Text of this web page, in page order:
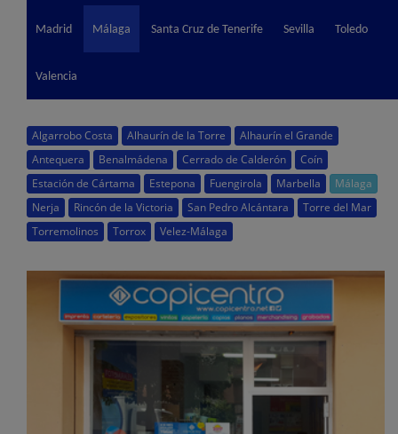
Madrid Málaga Santa Cruz de Tenerife Sevilla Toledo
Valencia
Algarrobo Costa Alhaurín de la Torre
Alhaurín el Grande
Antequera
Benalmádena Cerrado de Calderón
Coín
Estación de Cártama
Estepona Fuengirola Marbella
Málaga
Nerja
Rincón de la Victoria San Pedro Alcántara
Torre del Mar
Torremolinos
Torrox Velez-Málaga